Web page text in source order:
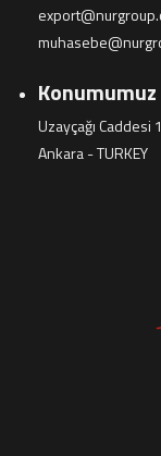
Konumumuz
Uzayçağı
Ankara - TURKEY